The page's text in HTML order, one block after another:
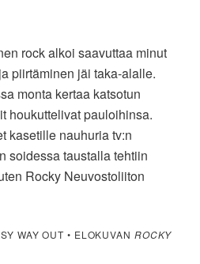
rock alkoi saavuttaa minut
piirtäminen jäi taka-alalle.
monta kertaa katsotun
houkuttelivat pauloihinsa.
kasetille nauhuria tv:n
soidessa taustalla tehtiin
Rocky Neuvostoliiton
WAY OUT • ELOKUVAN ROCKY